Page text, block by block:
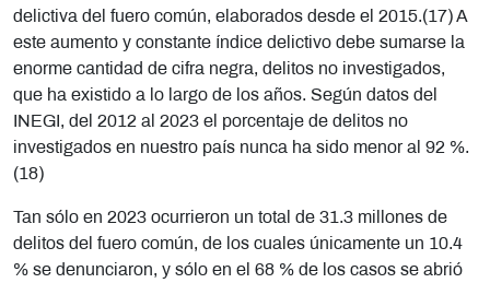
delictiva del fuero común, elaborados desde el 2015.(17) A
este aumento y constante índice delictivo debe sumarse la
enorme cantidad de cifra negra, delitos no investigados,
que ha existido a lo largo de los años. Según datos del
INEGI, del 2012 al 2023 el porcentaje de delitos no
investigados en nuestro país nunca ha sido menor al 92 %.
(18)
Tan sólo en 2023 ocurrieron un total de 31.3 millones de
delitos del fuero común, de los cuales únicamente un 10.4
% se denunciaron, y sólo en el 68 % de los casos se abrió